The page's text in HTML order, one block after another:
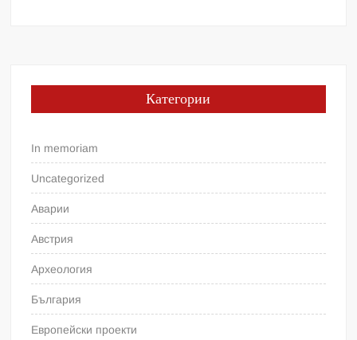
Категории
In memoriam
Uncategorized
Аварии
Австрия
Археология
България
Европейски проекти